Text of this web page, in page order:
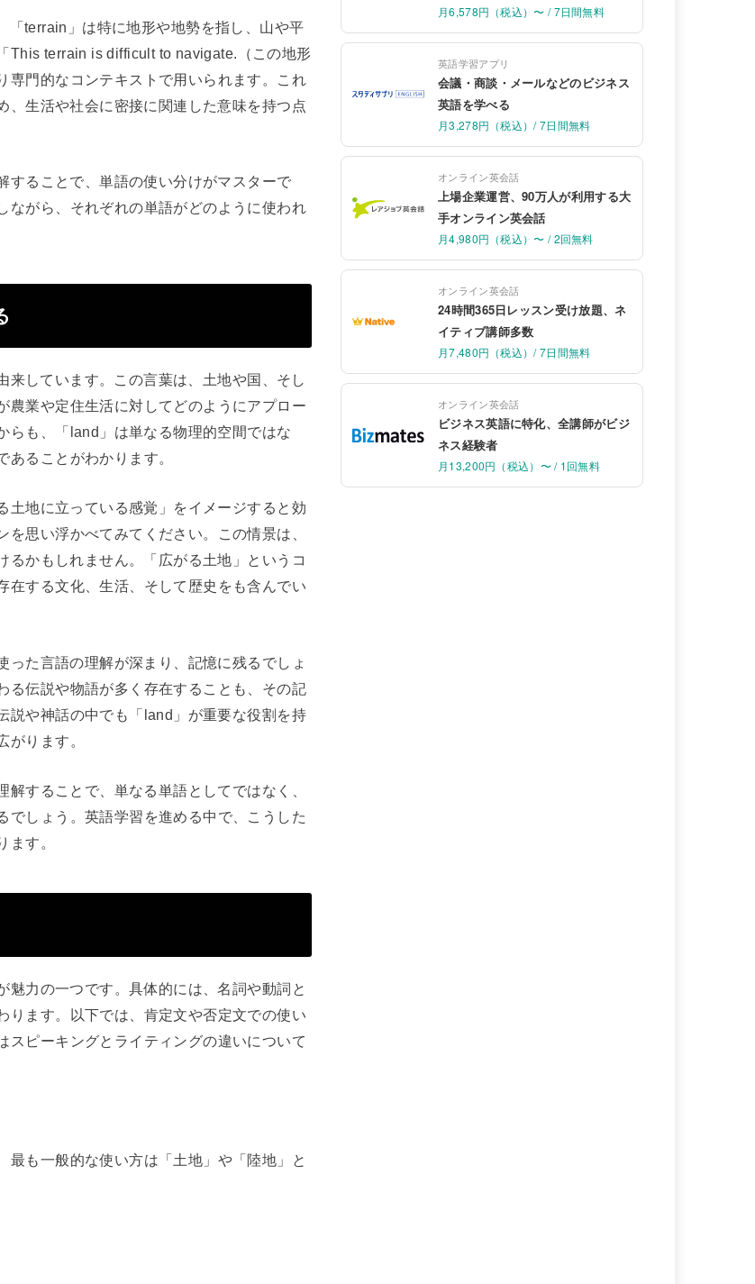
「terrain」は特に地形や地勢を指し、山や平
This terrain is difficult to navigate.（この地形
専門的なコンテキストで用いられます。これ
、生活や社会に密接に関連した意味を持つ点
することで、単語の使い分けがマスターで
ながら、それぞれの単語がどのように使われ
来しています。この言葉は、土地や国、そし
農業や定住生活に対してどのようにアプロー
らも、「land」は単なる物理的空間ではな
ることがわかります。
土地に立っている感覚」をイメージすると効
思い浮かべてみてください。この情景は、
かもしれません。「広がる土地」というコ
在する文化、生活、そして歴史をも含んでい
た言語の理解が深まり、記憶に残るでしょ
る伝説や物語が多く存在することも、その記
説や神話の中でも「land」が重要な役割を持
ります。
することで、単なる単語としてではなく、
しょう。英語学習を進める中で、こうした
ます。
魅力の一つです。具体的には、名詞や動詞と
ります。以下では、肯定文や否定文での使い
ピーキングとライティングの違いについて
最も一般的な使い方は「土地」や「陸地」と
月6,578円（税込）〜 / 7日間無料
英語学習アプリ
会議・商談・メールなどのビジネス
英語を学べる
月3,278円（税込）/ 7日間無料
オンライン英会話
上場企業運営、90万人が利用する大
手オンライン英会話
月4,980円（税込）〜 / 2回無料
オンライン英会話
24時間365日レッスン受け放題、ネ
イティブ講師多数
月7,480円（税込）/ 7日間無料
オンライン英会話
ビジネス英語に特化、全講師がビジ
ネス経験者
月13,200円（税込）〜 / 1回無料